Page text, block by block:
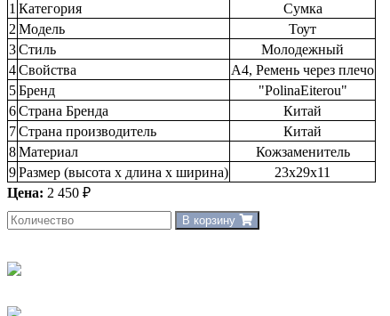
1 Категория
Сумка
2 Модель
Тоут
3Стиль
Молодежный
4Свойства
А4, Ремень через плечо
5Бренд
"PolinaEiterou"
6Страна Бренда
Китай
7Страна производитель
Китай
8Материал
Кожзаменитель
9Размер (высота х длина х ширина)
23х29х11
Цена: 2 450 ₽
В корзину